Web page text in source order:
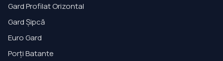
Gard Profilat Orizontal
Gard Șipcă
Euro Gard
Porți Batante